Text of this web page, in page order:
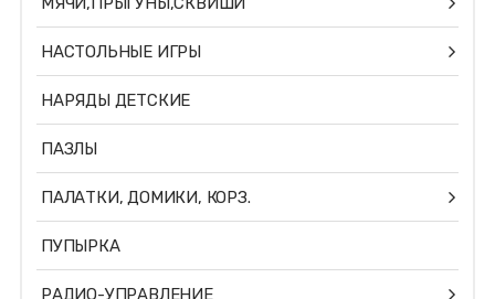
НАСТОЛЬНЫЕ ИГРЫ
НАРЯДЫ ДЕТСКИЕ
ПАЗЛЫ
ПАЛАТКИ, ДОМИКИ, КОРЗ.
ПУПЫРКА
РАДИО-УПРАВЛЕНИЕ